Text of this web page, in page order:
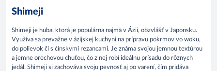
Shimeji
Shimeji je huba, ktorá je populárna najmä v Ázii, obzvlášť v Japonsku.
Využíva sa prevažne v ázijskej kuchyni na prípravu pokrmov vo woku,
do polievok či s čínskymi rezancami. Je známa svojou jemnou textúrou
a jemne orechovou chuťou, čo z nej robí ideálnu prísadu do rôznych
jedál. Shimeji si zachováva svoju pevnosť aj po varení, čím pridáva